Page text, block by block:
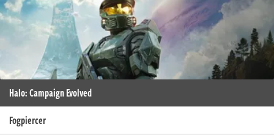
Halo: Campaign Evolved
Fogpiercer